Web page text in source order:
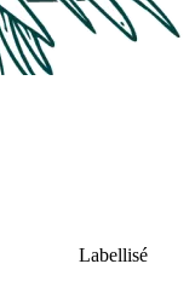
Labellisé